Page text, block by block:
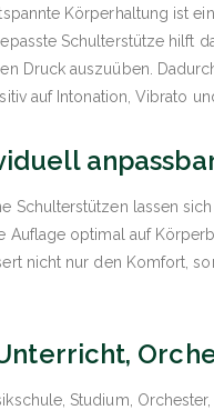
Körperhaltung ist
Schulterstütze hilft
Druck auszuüben.
auf Intonation, Vibrato
Schulterstützen lassen
Auflage optimal auf
nicht nur den Komfort,
Studium,